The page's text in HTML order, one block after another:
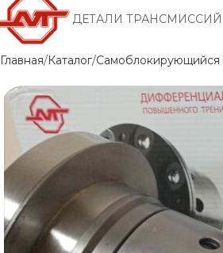
ДЕТАЛИ ТРАНСМИССИЙ
Главная Каталог Самоблокирующийся